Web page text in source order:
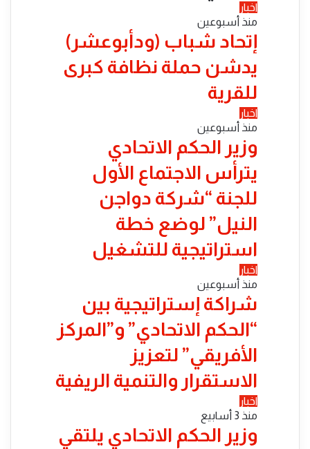
اخبار
منذ أسبوعين
إتحاد شباب (ودأبوعشر)
يدشن حملة نظافة كبرى
للقرية
اخبار
منذ أسبوعين
وزير الحكم الاتحادي
يترأس الاجتماع الأول
للجنة “شركة دواجن
النيل” لوضع خطة
استراتيجية للتشغيل
اخبار
منذ أسبوعين
شراكة إستراتيجية بين
“الحكم الاتحادي” و”المركز
الأفريقي” لتعزيز
الاستقرار والتنمية الريفية
اخبار
منذ 3 أسابيع
​وزير الحكم الاتحادي يلتقي